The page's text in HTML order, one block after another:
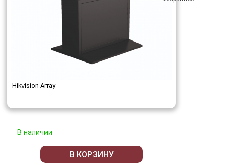
Hikvision Array
В наличии
В КОРЗИНУ